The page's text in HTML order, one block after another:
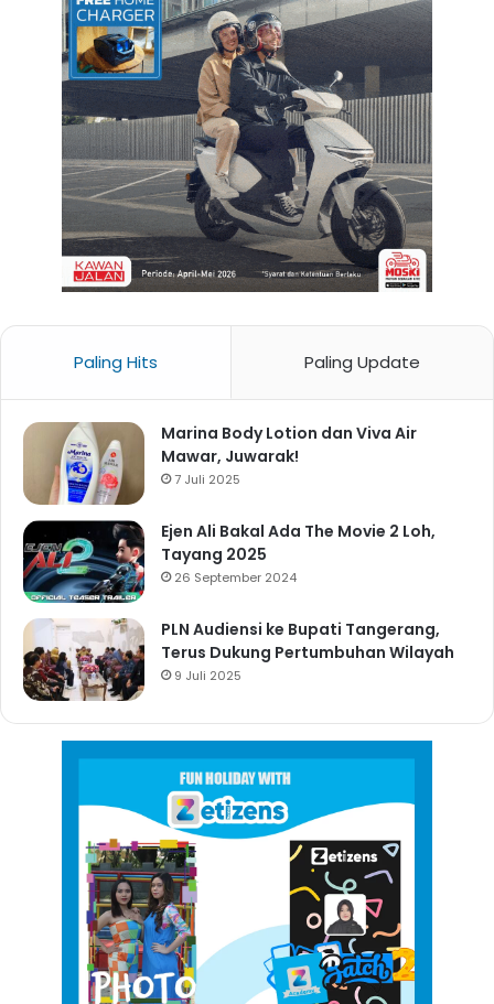
Paling Hits Paling Update
Marina Body Lotion dan Viva Air
Mawar, Juwarak!
7 Juli 2025
Ejen Ali Bakal Ada The Movie 2 Loh,
Tayang 2025
26 September 2024
PLN Audiensi ke Bupati Tangerang,
Terus Dukung Pertumbuhan Wilayah
9 Juli 2025